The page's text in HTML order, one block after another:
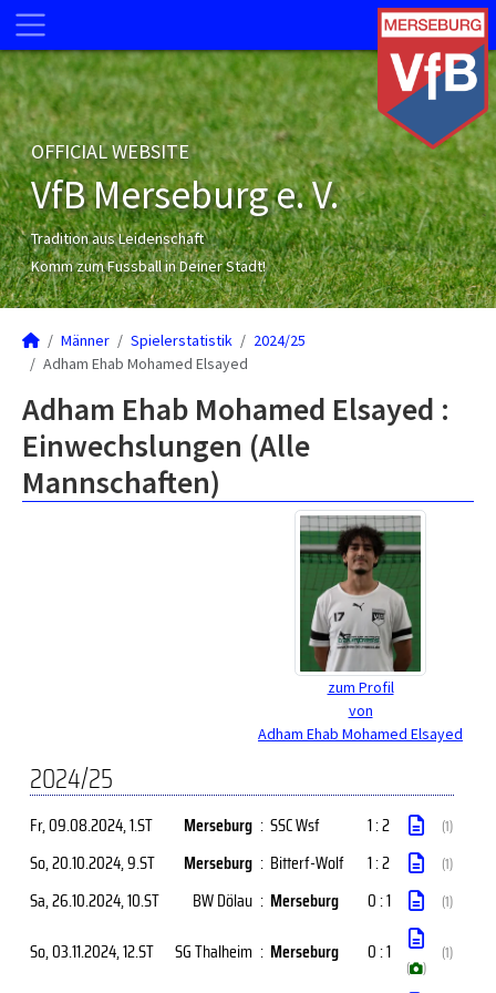
OFFICIAL WEBSITE
VfB Merseburg e. V.
Tradition aus Leidenschaft
Komm zum Fussball in Deiner Stadt!
Männer Spielerstatistik
2024/25
Adham Ehab Mohamed Elsayed
Adham Ehab Mohamed Elsayed :
Einwechslungen (Alle
Mannschaften)
zum Profil
von
Adham Ehab Mohamed Elsayed
2024/25
Fr, 09.08.2024, 1.ST Merseburg : SSC Wsf 1 : 2 (1)
So, 20.10.2024, 9.ST Merseburg : Bitterf-Wolf 1 : 2 (1)
Sa, 26.10.2024, 10.ST BW Dölau : Merseburg 0 : 1 (1)
So, 03.11.2024, 12.ST SG Thalheim : Merseburg 0 : 1
( )
(1)